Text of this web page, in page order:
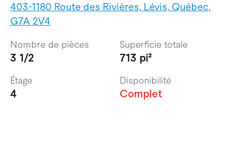
403-1180 Route des Rivières, Lévis, Québec,
G7A 2V4
Nombre de pièces
3 1/2
Superficie totale
713 pi²
Étage
4
Disponibilité
Complet